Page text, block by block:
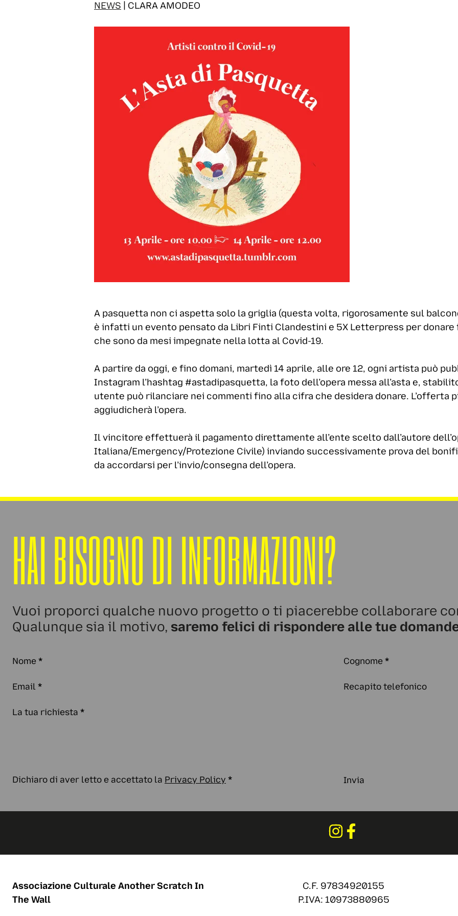
NEWS | CLARA AMODEO
A pasquetta non ci aspetta solo la griglia (questa volta, rigorosamente sul
è infatti un evento pensato da Libri Finti Clandestini e 5X Letterpress per donare
che sono da mesi impegnate nella lotta al Covid-19.
A partire da oggi, e fino domani, martedì 14 aprile, alle ore 12, ogni artista può
Instagram l’hashtag #astadipasquetta, la foto dell’opera messa all’asta e,
utente può rilanciare nei commenti fino alla cifra che desidera donare. L’offerta
aggiudicherà l’opera.
Il vincitore effettuerà il pagamento direttamente all’ente scelto dall’autore
Italiana/Emergency/Protezione Civile) inviando successivamente prova del
da accordarsi per l’invio/consegna dell’opera.
HAI BISOGNO DI INFORMAZIONI?
Vuoi proporci qualche nuovo progetto o ti piacerebbe collaborare
Qualunque sia il motivo, saremo felici di rispondere alle tue
Nome * Cognome *
Email * Recapito telefonico
La tua richiesta *
Dichiaro di aver letto e accettato la Privacy Policy * Invia
Associazione Culturale Another Scratch In
The Wall
C.F. 97834920155
P.IVA: 10973880965